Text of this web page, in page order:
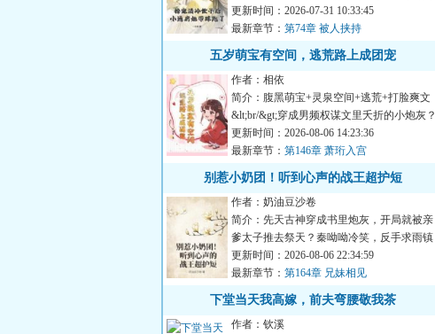
卑贱的粗使丫鬟。&lt...
更新时间：2026-07-31 10:33:45
最新章节： 第74章 被人挟持
五岁萌宝有空间，逃荒路上成团宠
作者：相依
简介：腹黑萌宝+灵泉空间+逃荒+打脸爽文
&lt;br/&gt;穿成男频权谋文里夭折的小炮灰？
不怕！&lt;br/&gt;趁...
更新时间：2026-08-06 14:23:36
最新章节： 第146章 萧珩入宫
别惹小奶团！听到心声的战王超护短
作者：奶油豆沙卷
简介：先天古神穿成书里炮灰，开局就被亲
爹太子推去祭天？秦呦呦冷笑，反手求雨镇
乾坤，当场撂下一句惊世...
更新时间：2026-08-06 22:34:59
最新章节： 第164章 兄妹相见
下堂当天我高嫁，前夫弯腰敬我茶
作者：钦溪